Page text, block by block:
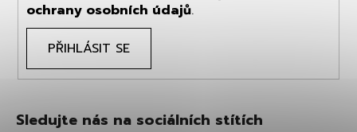
ochrany osobních údajů.
PŘIHLÁSIT SE
Sledujte nás na sociálních stítích